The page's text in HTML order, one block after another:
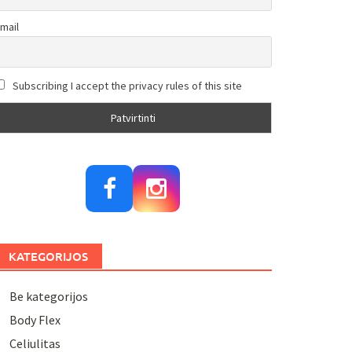
Subscribing I accept the privacy rules of this site
KATEGORIJOS
Be kategorijos
Body Flex
Celiulitas